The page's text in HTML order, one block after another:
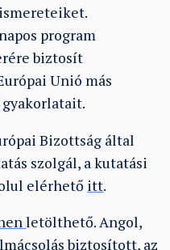
program
biztosít
Unió más
Bizottság által
szolgál, a kutatási
elérhető itt.
letölthető. Angol,
biztosított, az